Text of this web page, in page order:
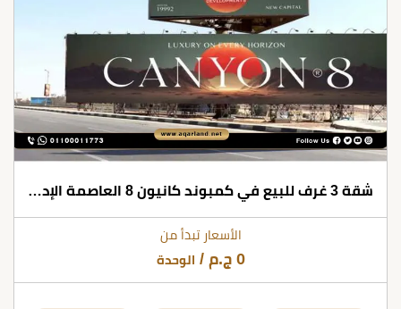
شقة 3 غرف للبيع في كمبوند كانيون 8 العاصمة الإدارية
الأسعار تبدأ من
0 ج.م / الوحدة